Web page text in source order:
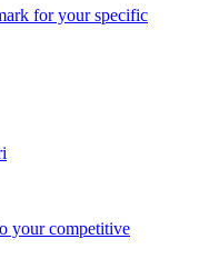
for your specific
your competitive